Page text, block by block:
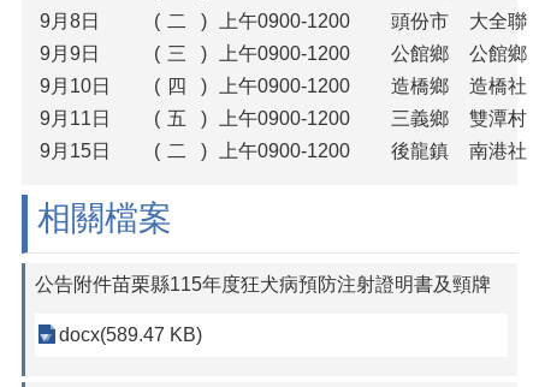
9月8日
( 二 ) 上午0900-1200 頭份市
大全聯
9月9日
( 三 ) 上午0900-1200 公館鄉
公館鄉
9月10日
( 四 ) 上午0900-1200 造橋鄉
造橋社
9月11日
( 五 ) 上午0900-1200 三義鄉
雙潭村
9月15日
( 二 ) 上午0900-1200 後龍鎮 南港社
相關檔案
公告附件苗栗縣115年度狂犬病預防注射證明書及頸牌
docx(589.47 KB)